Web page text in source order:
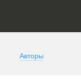
Авторы